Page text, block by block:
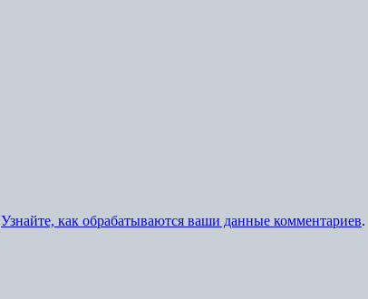
Узнайте, как обрабатываются ваши данные комментариев.